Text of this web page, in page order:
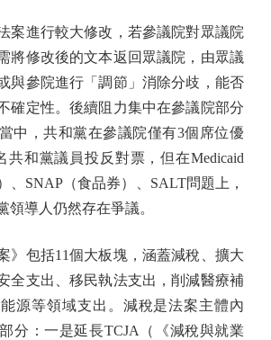
進行較大修改，若參議院對眾議院
將修改後的文本返回眾議院，由眾議
與參院進行「調節」消除分歧，能否
確定性。後續阻力集中在參議院部分
中，共和黨在參議院僅有3個席位優
共和黨議員投反對票，但在Medicaid
、SNAP（食品券）、SALT問題上，
領導人仍然存在爭議。
包括11個大板塊，涵蓋減稅、擴大
全支出、移民執法支出，削減醫療補
源等領域支出。減稅是法案主體內
分：一是延長TCJA（《減稅與就業